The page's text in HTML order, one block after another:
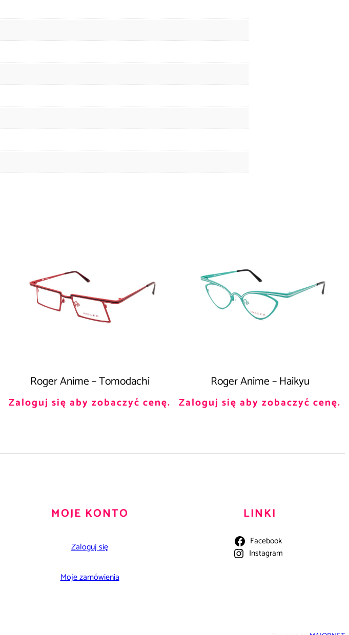
Roger Anime – Tomodachi
Zaloguj się aby zobaczyć cenę.
Roger Anime – Haikyu
Zaloguj się aby zobaczyć cenę.
MOJE KONTO
Zaloguj się
Moje zamówienia
LINKI
Facebook
Instagram